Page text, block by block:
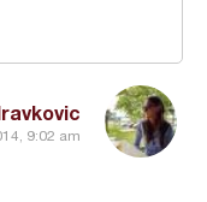
9:02 am